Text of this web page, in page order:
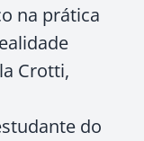
na prática
Crotti,
do